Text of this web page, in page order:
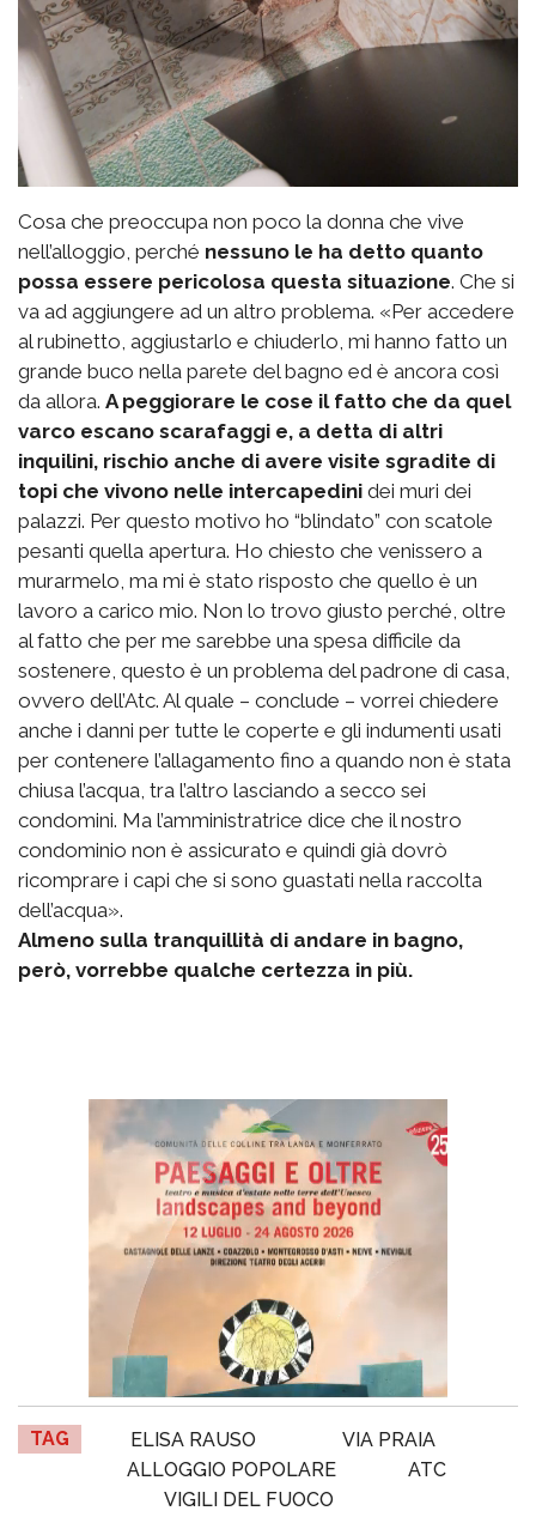
Cosa che preoccupa non poco la donna che vive
nell’alloggio, perché nessuno le ha detto quanto
possa essere pericolosa questa situazione. Che si
va ad aggiungere ad un altro problema. «Per accedere
al rubinetto, aggiustarlo e chiuderlo, mi hanno fatto un
grande buco nella parete del bagno ed è ancora così
da allora. A peggiorare le cose il fatto che da quel
varco escano scarafaggi e, a detta di altri
inquilini, rischio anche di avere visite sgradite di
topi che vivono nelle intercapedini dei muri dei
palazzi. Per questo motivo ho “blindato” con scatole
pesanti quella apertura. Ho chiesto che venissero a
murarmelo, ma mi è stato risposto che quello è un
lavoro a carico mio. Non lo trovo giusto perché, oltre
al fatto che per me sarebbe una spesa difficile da
sostenere, questo è un problema del padrone di casa,
ovvero dell’Atc. Al quale – conclude – vorrei chiedere
anche i danni per tutte le coperte e gli indumenti usati
per contenere l’allagamento fino a quando non è stata
chiusa l’acqua, tra l’altro lasciando a secco sei
condomini. Ma l’amministratrice dice che il nostro
condominio non è assicurato e quindi già dovrò
ricomprare i capi che si sono guastati nella raccolta
dell’acqua».
Almeno sulla tranquillità di andare in bagno,
però, vorrebbe qualche certezza in più.
TAG ELISA RAUSO
VIA PRAIA
ALLOGGIO POPOLARE
ATC
VIGILI DEL FUOCO